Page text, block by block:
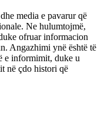
media e pavarur që
Ne hulumtojmë,
ofruar informacion
Angazhimi ynë është të
e informimit, duke u
në çdo histori që